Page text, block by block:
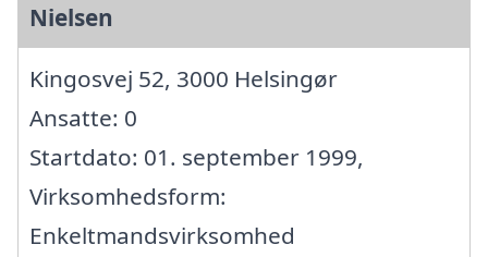
Nielsen
Kingosvej 52, 3000 Helsingør
Ansatte: 0
Startdato: 01. september 1999,
Virksomhedsform:
Enkeltmandsvirksomhed